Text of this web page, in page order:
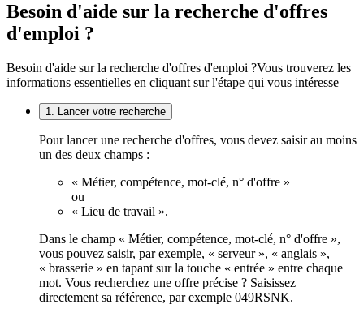
Besoin d'aide sur la recherche d'offres
d'emploi ?
Besoin d'aide sur la recherche d'offres d'emploi ?Vous trouverez les
informations essentielles en cliquant sur l'étape qui vous intéresse
1. Lancer votre recherche
Pour lancer une recherche d'offres, vous devez saisir au moins
un des deux champs :
« Métier, compétence, mot-clé, n° d'offre »
ou
« Lieu de travail ».
Dans le champ « Métier, compétence, mot-clé, n° d'offre »,
vous pouvez saisir, par exemple, « serveur », « anglais »,
« brasserie » en tapant sur la touche « entrée » entre chaque
mot. Vous recherchez une offre précise ? Saisissez
directement sa référence, par exemple 049RSNK.